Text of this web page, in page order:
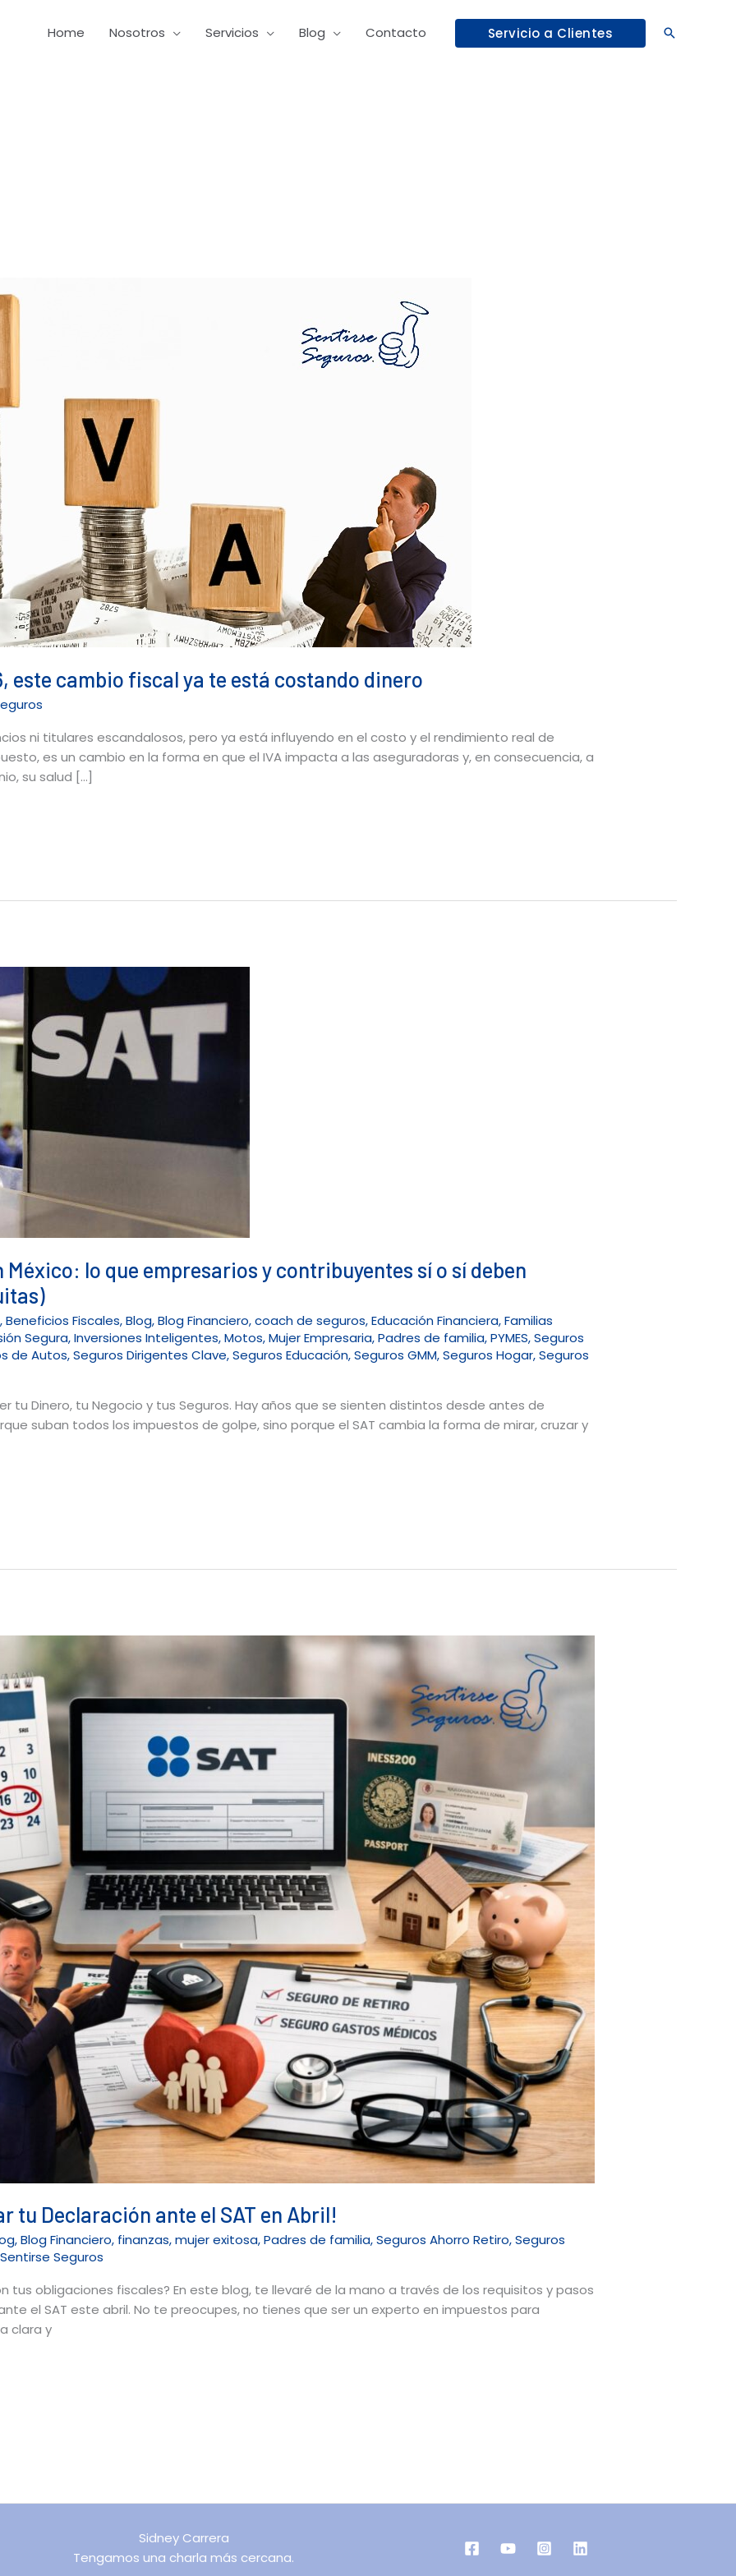
Home Nosotros Servicios Blog Contacto Servicio a Clientes Buscar
este cambio fiscal ya te está costando dinero
ni titulares escandalosos, pero ya está influyendo en el costo y el rendimiento real de
es un cambio en la forma en que el IVA impacta a las aseguradoras y, en consecuencia, a
su salud […]
México: lo que empresarios y contribuyentes sí o sí deben
,Beneficios Fiscales,Blog,Blog Financiero,coach de seguros,Educación Financiera,Familias
Segura,Inversiones Inteligentes,Motos,Mujer Empresaria,Padres de familia,PYMES,Seguros
de Autos,Seguros Dirigentes Clave,Seguros Educación,Seguros GMM,Seguros Hogar,Seguros
tu Dinero, tu Negocio y tus Seguros. Hay años que se sienten distintos desde antes de
suban todos los impuestos de golpe, sino porque el SAT cambia la forma de mirar, cruzar y
tu Declaración ante el SAT en Abril!
,Blog Financiero, finanzas,mujer exitosa,Padres de familia,Seguros Ahorro Retiro,Seguros
Sentirse Seguros
tus obligaciones fiscales? En este blog, te llevaré de la mano a través de los requisitos y pasos
el SAT este abril. No te preocupes, no tienes que ser un experto en impuestos para
clara y
Sidney Carrera
Tengamos una charla más cercana.